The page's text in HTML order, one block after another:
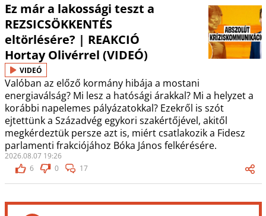
Ez már a lakossági teszt a
REZSICSÖKKENTÉS
eltörlésére? | REAKCIÓ
Hortay Olivérrel (VIDEÓ)
VIDEÓ
Valóban az előző kormány hibája a mostani
energiaválság? Mi lesz a hatósági árakkal? Mi a helyzet a
korábbi napelemes pályázatokkal? Ezekről is szót
ejtettünk a Századvég egykori szakértőjével, akitől
megkérdeztük persze azt is, miért csatlakozik a Fidesz
parlamenti frakciójához Bóka János felkérésére.
2026.08.07 19:26
6
0 17